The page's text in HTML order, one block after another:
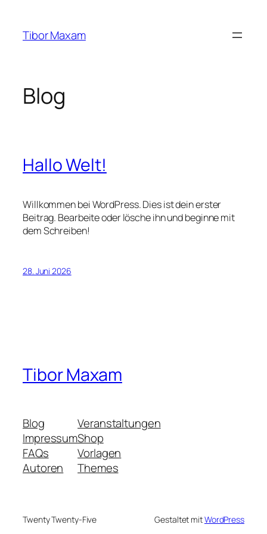
springen
Tibor Maxam
Blog
Hallo Welt!
Willkommen bei WordPress. Dies ist dein erster
Beitrag. Bearbeite oder lösche ihn und beginne mit
dem Schreiben!
28. Juni 2026
Tibor Maxam
Blog
Impressum
FAQs
Autoren
Veranstaltungen
Shop
Vorlagen
Themes
Twenty Twenty-Five Gestaltet mitWordPress